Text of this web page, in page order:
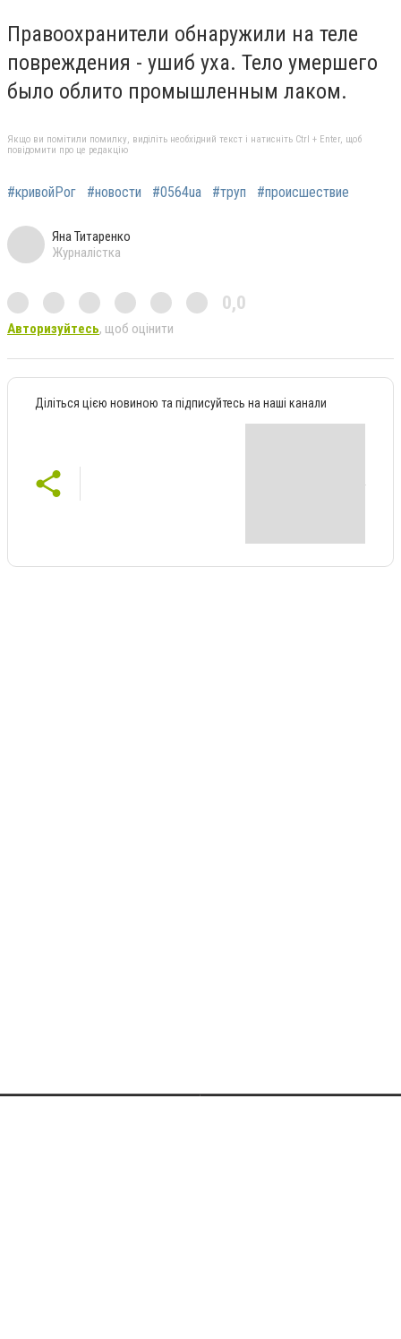
Правоохранители обнаружили на теле
повреждения - ушиб уха. Тело умершего
было облито промышленным лаком.
Якщо ви помітили помилку, виділіть необхідний текст і натисніть Ctrl + Enter, щоб
повідомити про це редакцію
#кривойРог #новости #0564ua #труп #происшествие
Яна Титаренко
Журналістка
0,0
Авторизуйтесь, щоб оцінити
Діліться цією новиною та підписуйтесь на наші канали